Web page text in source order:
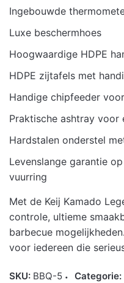
Ingebouwde
Luxe beschermhoes
Hoogwaardige HDPE
HDPE zijtafels met
Handige chipfeeder
Praktische ashtray voor
Hardstalen onderstel
Levenslange garantie
vuurring
Met de Keij Kamado
controle, ultieme
barbecue
voor iedereen die
SKU: BBQ-5 Categorie: